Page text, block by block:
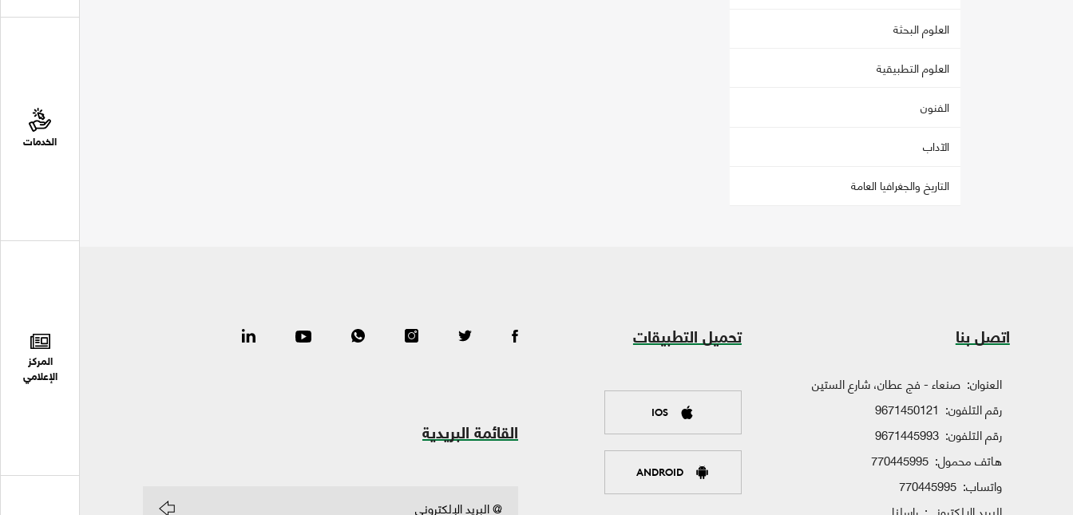
الخدمات
المركز
الإعلامي
العلوم البحثة
العلوم التطبيقية
الفنون
الآداب
التاريخ والجغرافيا العامة
اتصل بنا
العنوان: صنعاء - فج عطان، شارع الستين
رقم التلفون: 9671450121
رقم التلفون: 9671445993
هاتف محمول: 770445995
واتساب: 770445995
تحميل التطبيقات
IOS
ANDROID
القائمة البريدية